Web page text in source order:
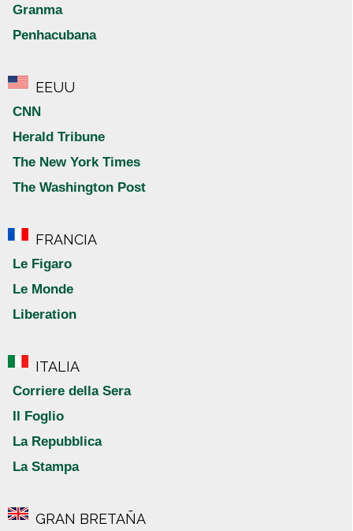
Granma
Penhacubana
EEUU
CNN
Herald Tribune
The New York Times
The Washington Post
FRANCIA
Le Figaro
Le Monde
Liberation
ITALIA
Corriere della Sera
Il Foglio
La Repubblica
La Stampa
GRAN BRETAÑA